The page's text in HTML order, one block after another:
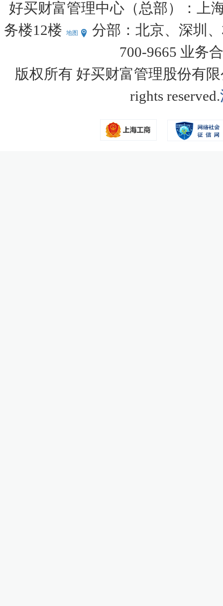
好买财富管理中心（总部）：上
务楼12楼
地图
分部：北京、深圳
700-9665 业务
版权所有 好买财富管理股份有
rights reserved.